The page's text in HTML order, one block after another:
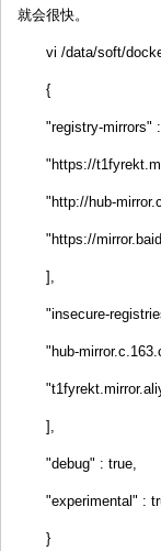
就会很快。
vi /data/soft/
{
"registry-mirrors"
"https://
"http://hub-
"https://
],
"insecure-
"hub-
],
"debug" : true,
"experimental" :
}